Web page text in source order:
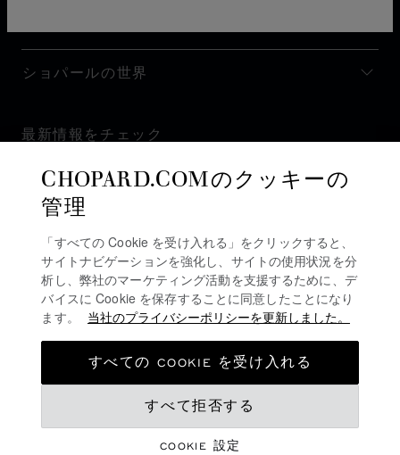
ショパールの世界
最新情報をチェック
ニュースレターを購読
プライバシーポリシー
クッキーポリシー
ご利用規約
CHOPARD.COMのクッキーの
管理
「すべての Cookie を受け入れる」をクリックすると、
サイトナビゲーションを強化し、サイトの使用状況を分
析し、弊社のマーケティング活動を支援するために、デ
バイスに Cookie を保存することに同意したことになり
ます。
当社のプライバシーポリシーを更新しました。
COOKIE 設定
すべて拒否する
すべての COOKIE を受け入れる